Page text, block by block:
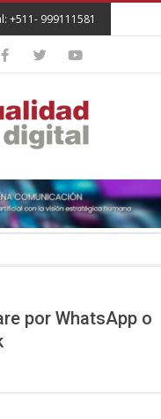
+511- 999111581
por WhatsApp o